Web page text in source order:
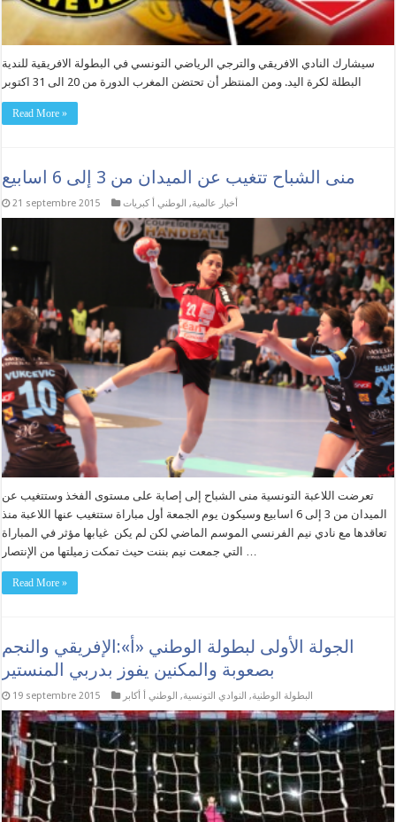
سيشارك النادي الافريقي والترجي الرياضي التونسي في البطولة الافريقية للندية
Read More »
منى الشباح تتغيب عن الميدان من 3 إلى 6 اسابيع
21 septembre 2015 أخبار عالمية, الوطني أ كبريات
تعرضت اللاعبة التونسية منى الشباح إلى إصابة على مستوى الفخذ وستتغيب عن
الميدان من 3 إلى 6 اسابيع وسيكون يوم الجمعة أول مباراة ستتغيب عنها اللاعبة منذ
تعاقدها مع نادي نيم الفرنسي الموسم الماضي لكن لم يكن غيابها مؤثر في المباراة
التي جمعت نيم بننت حيث تمكت زميلتها من الإنتصار …
Read More »
الجولة الأولى لبطولة الوطني «أ»:الإفريقي والنجم
بصعوبة والمكنين يفوز بدربي المنستير
19 septembre 2015 البطولة الوطنية, النوادي التونسية, الوطني أ أكابر